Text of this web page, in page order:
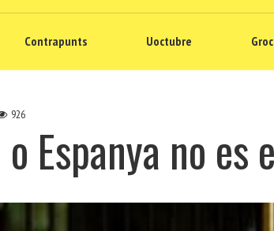
Contrapunts Uoctubre Groc
926
Espanya no es